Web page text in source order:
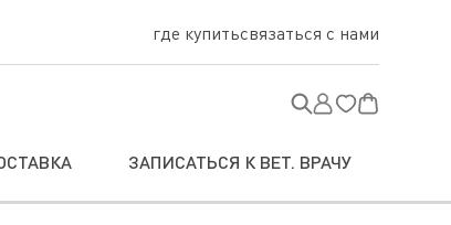
где купитьсвязаться с нами
ЗАПИСАТЬСЯ К ВЕТ. ВРАЧУ